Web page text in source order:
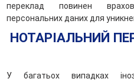
переклад повинен
персональних даних для
НОТАРІАЛЬНИЙ
У багатьох випадках